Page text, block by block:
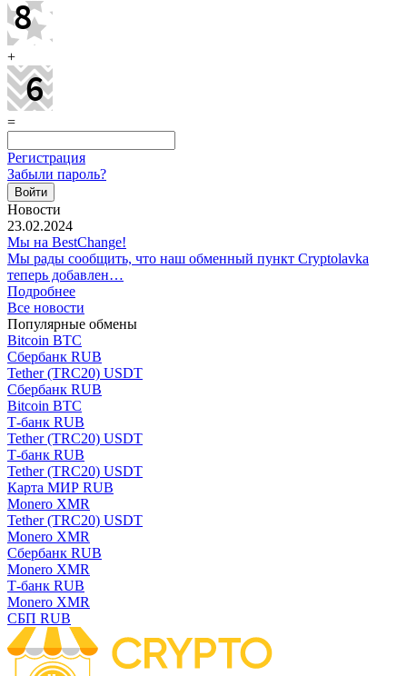
+
=
Регистрация
Забыли пароль?
Новости
23.02.2024
Мы на BestChange!
Мы рады сообщить, что наш обменный пункт Cryptolavka
теперь добавлен…
Подробнее
Все новости
Популярные обмены
Bitcoin BTC
Сбербанк RUB
Tether (TRC20) USDT
Сбербанк RUB
Bitcoin BTC
Т-банк RUB
Tether (TRC20) USDT
Т-банк RUB
Tether (TRC20) USDT
Карта МИР RUB
Monero XMR
Tether (TRC20) USDT
Monero XMR
Сбербанк RUB
Monero XMR
Т-банк RUB
Monero XMR
СБП RUB